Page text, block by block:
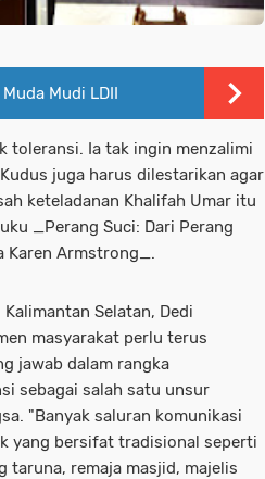
Mudi LDII
toleransi. Ia tak ingin menzalimi
juga harus dilestarikan agar
keteladanan Khalifah Umar itu
_Perang Suci: Dari Perang
Karen Armstrong_.
Selatan, Dedi
masyarakat perlu terus
jawab dalam rangka
sebagai salah satu unsur
"Banyak saluran komunikasi
yang bersifat tradisional seperti
taruna, remaja masjid, majelis